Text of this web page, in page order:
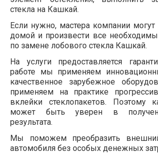
стекла на Кашкай.
Если нужно, мастера компании
домой и произвести все
по замене лобового стекла Кашкай.
На услуги предоставляется
работе мы применяем
качественное зарубежное
применяем на практике
вклейки стеклопакетов. Поэтому
может быть уверен в
результата.
Мы поможем преобразить
автомобиля без особых денежных